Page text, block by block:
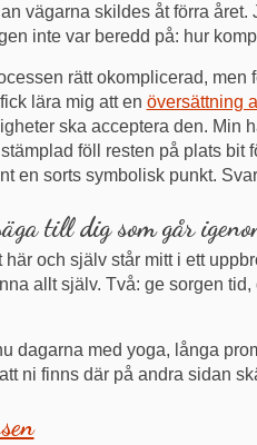
vägarna skildes åt förra
inte var beredd på: hur
rätt okomplicerad,
lära mig att en översättning
ska acceptera den. Min
föll resten på plats bit
en sorts symbolisk punkt.
till dig som går
här och själv står mitt i ett
allt själv. Två: ge sorgen
dagarna med yoga, långa
ni finns där på andra sidan